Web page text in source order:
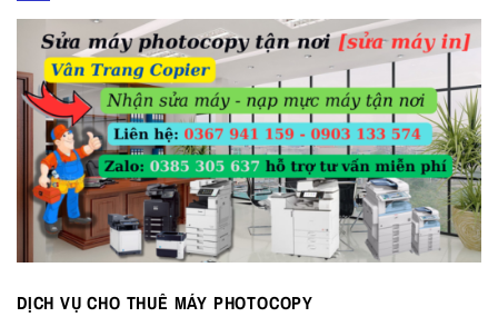
DỊCH VỤ CHO THUÊ MÁY PHOTOCOPY